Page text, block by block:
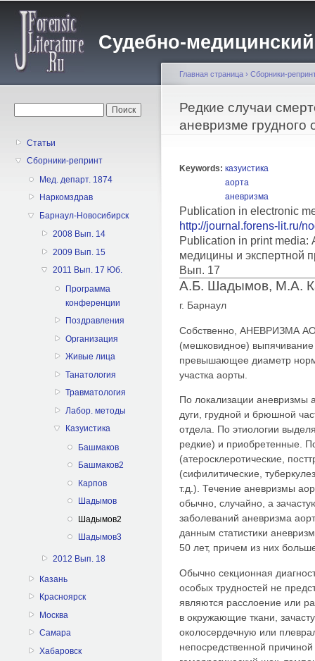
Судебно-
Статьи
Сборники-репринт
Мед. департ. 1874
Наркомздрав
Барнаул-Новосибирск
2008 Вып. 14
2009 Вып. 15
2011 Вып. 17 Юб.
Программа
конференции
Поздравления
Организация
Живые лица
Танатология
Травматология
Лабор. методы
Казуистика
Башмаков
Башмаков2
Карпов
Шадымов
Шадымов2
Шадымов3
2012 Вып. 18
Казань
Красноярск
Москва
Самара
Хабаровск
Вы здесь
Главная страница › Сборники-
Редкие случаи
аневризме грудного
Keywords: казуистика
аорта
аневризма
Publication in electronic
http://journal.forens-lit.ru/
Publication in print media:
медицины и экспертной
Вып. 17
А.Б. Шадымов, М.А.
г. Барнаул
Собственно, АНЕВРИЗМА
(мешковидное)
превышающее диаметр
участка аорты.
По локализации аневризмы
дуги, грудной и брюшной
отдела. По этиологии
редкие) и приобретенные.
(атеросклеротические,
(сифилитические,
т.д.). Течение аневризмы
обычно, случайно, а
заболеваний аневризма
данным статистики
50 лет, причем из них
Обычно секционная
особых трудностей не
являются расслоение или
в окружающие ткани,
околосердечную или
непосредственной